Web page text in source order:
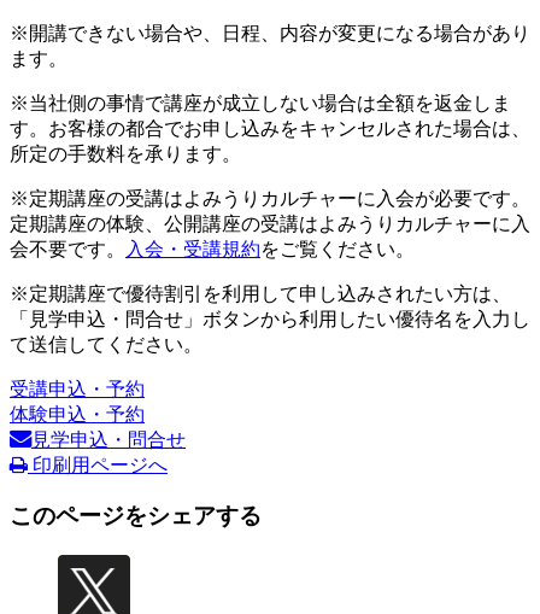
※開講できない場合や、日程、内容が変更になる場合があり
ます。
※当社側の事情で講座が成立しない場合は全額を返金しま
す。お客様の都合でお申し込みをキャンセルされた場合は、
所定の手数料を承ります。
※定期講座の受講はよみうりカルチャーに入会が必要です。
定期講座の体験、公開講座の受講はよみうりカルチャーに入
会不要です。
入会・受講規約をご覧ください。
※定期講座で優待割引を利用して申し込みされたい方は、
「見学申込・問合せ」ボタンから利用したい優待名を入力し
て送信してください。
受講申込・予約
体験申込・予約
見学申込・問合せ
印刷用ページへ
このページをシェアする